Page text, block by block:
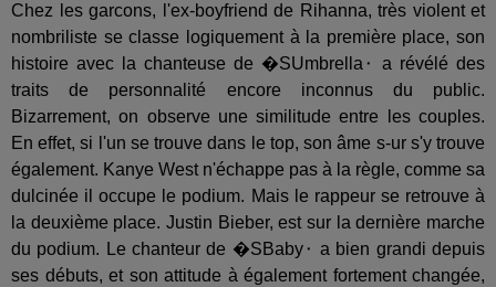
Chez les garcons, l'ex-boyfriend de Rihanna, très violent et
nombriliste se classe logiquement à la première place, son
histoire avec la chanteuse de �SUmbrella⬝ a révélé des
traits de personnalité encore inconnus du public.
Bizarrement, on observe une similitude entre les couples.
En effet, si l'un se trouve dans le top, son âme s-ur s'y trouve
également. Kanye West n'échappe pas à la règle, comme sa
dulcinée il occupe le podium. Mais le rappeur se retrouve à
la deuxième place. Justin Bieber, est sur la dernière marche
du podium. Le chanteur de �SBaby⬝ a bien grandi depuis
ses débuts, et son attitude à également fortement changée,